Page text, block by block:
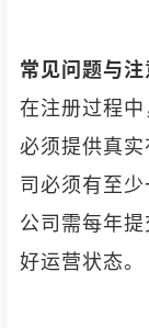
常见问题与
在注册过程中
必须提供真
司必须有至
公司需每年
好运营状态。